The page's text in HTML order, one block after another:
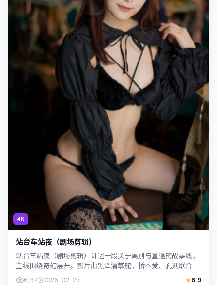
4K
站台车站夜（剧场剪辑）
站台车站夜（剧场剪辑）讲述一段关于离别与重逢的故事线，
主线围绕奇幻展开。影片由黑泽清掌舵，桥本爱、孔刘联合出
演；外景与日本（北海道）的城市纹理紧...
6,137 2026-02-25 8.9